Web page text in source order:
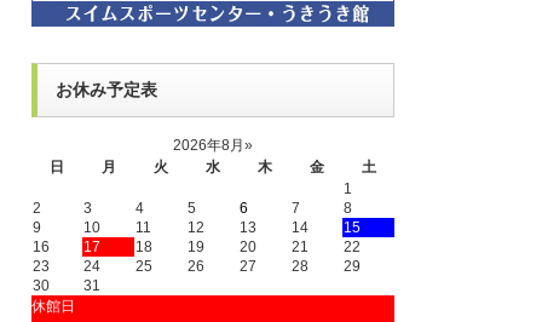
お休み予定表
2026年8月 »
日
月 火 水 木 金
土
1
2
3 4 5 6 7
8
9
10 11 12 13 14
15
16
17 18 19 20 21
22
23
24 25 26 27 28
29
30
31
休館日